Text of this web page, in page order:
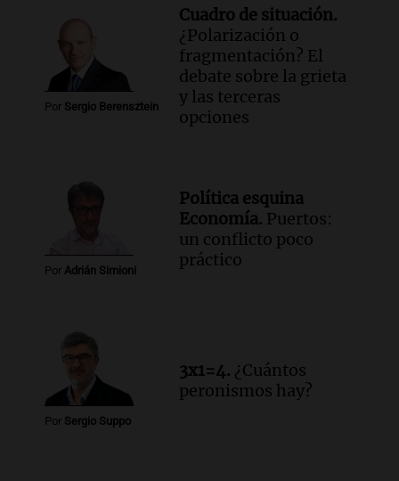
Por Sergio Berensztein
Cuadro de situación.
¿Polarización o
fragmentación? El
debate sobre la grieta
y las terceras
opciones
Por Adrián Simioni
Política esquina
Economía. Puertos:
un conflicto poco
práctico
Por Sergio Suppo
3x1=4. ¿Cuántos
peronismos hay?